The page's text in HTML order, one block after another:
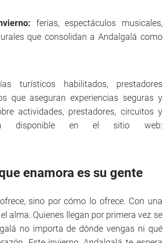
ferias, espectáculos musicales,
que consolidan a Andalgalá como
turísticos habilitados, prestadores
que aseguran experiencias seguras y
actividades, prestadores, circuitos y
disponible en el sitio web:
enamora es su gente
sino por cómo lo ofrece. Con una
alma. Quienes llegan por primera vez se
no importa de dónde vengas ni qué